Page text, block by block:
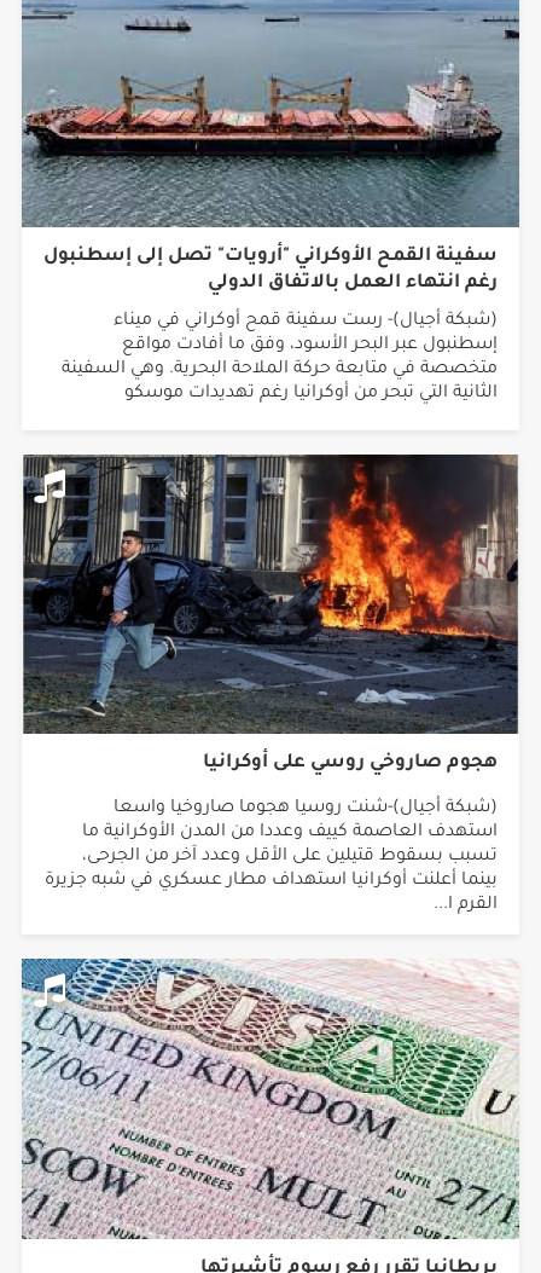
سفينة القمح الأوكراني "أرويات" تصل إلى إسطنبول
رغم انتهاء العمل بالاتفاق الدولي
(شبكة أجيال)- رست سفينة قمح أوكراني في ميناء
إسطنبول عبر البحر الأسود، وفق ما أفادت مواقع
متخصصة في متابعة حركة الملاحة البحرية. وهي السفينة
الثانية التي تبحر من أوكرانيا رغم تهديدات موسكو
هجوم صاروخي روسي على أوكرانيا
(شبكة أجيال)-شنت روسيا هجوما صاروخيا واسعا
استهدف العاصمة كييف وعددا من المدن الأوكرانية ما
تسبب بسقوط قتيلين على الأقل وعدد آخر من الجرحى،
بينما أعلنت أوكرانيا استهداف مطار عسكري في شبه جزيرة
القرم ا...
بريطانيا تقرر رفع رسوم تأشيرتها